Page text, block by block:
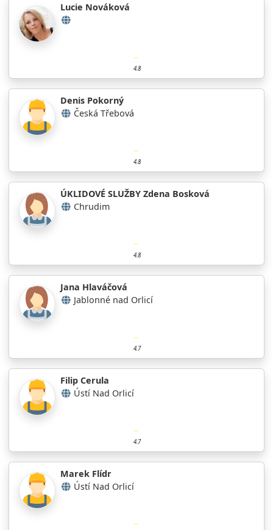
Lucie Nováková
4.8
Denis Pokorný
Česká Třebová
4.8
ÚKLIDOVÉ SLUŽBY Zdena Bosková
Chrudim
4.8
Jana Hlaváčová
Jablonné nad Orlicí
4.7
Filip Cerula
Ústí Nad Orlicí
4.7
Marek Flídr
Ústí Nad Orlicí